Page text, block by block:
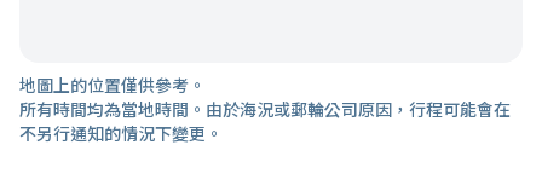
地圖上的位置僅供參考。
所有時間均為當地時間。由於海況或郵輪公司原因，行程可能會在
不另行通知的情況下變更。